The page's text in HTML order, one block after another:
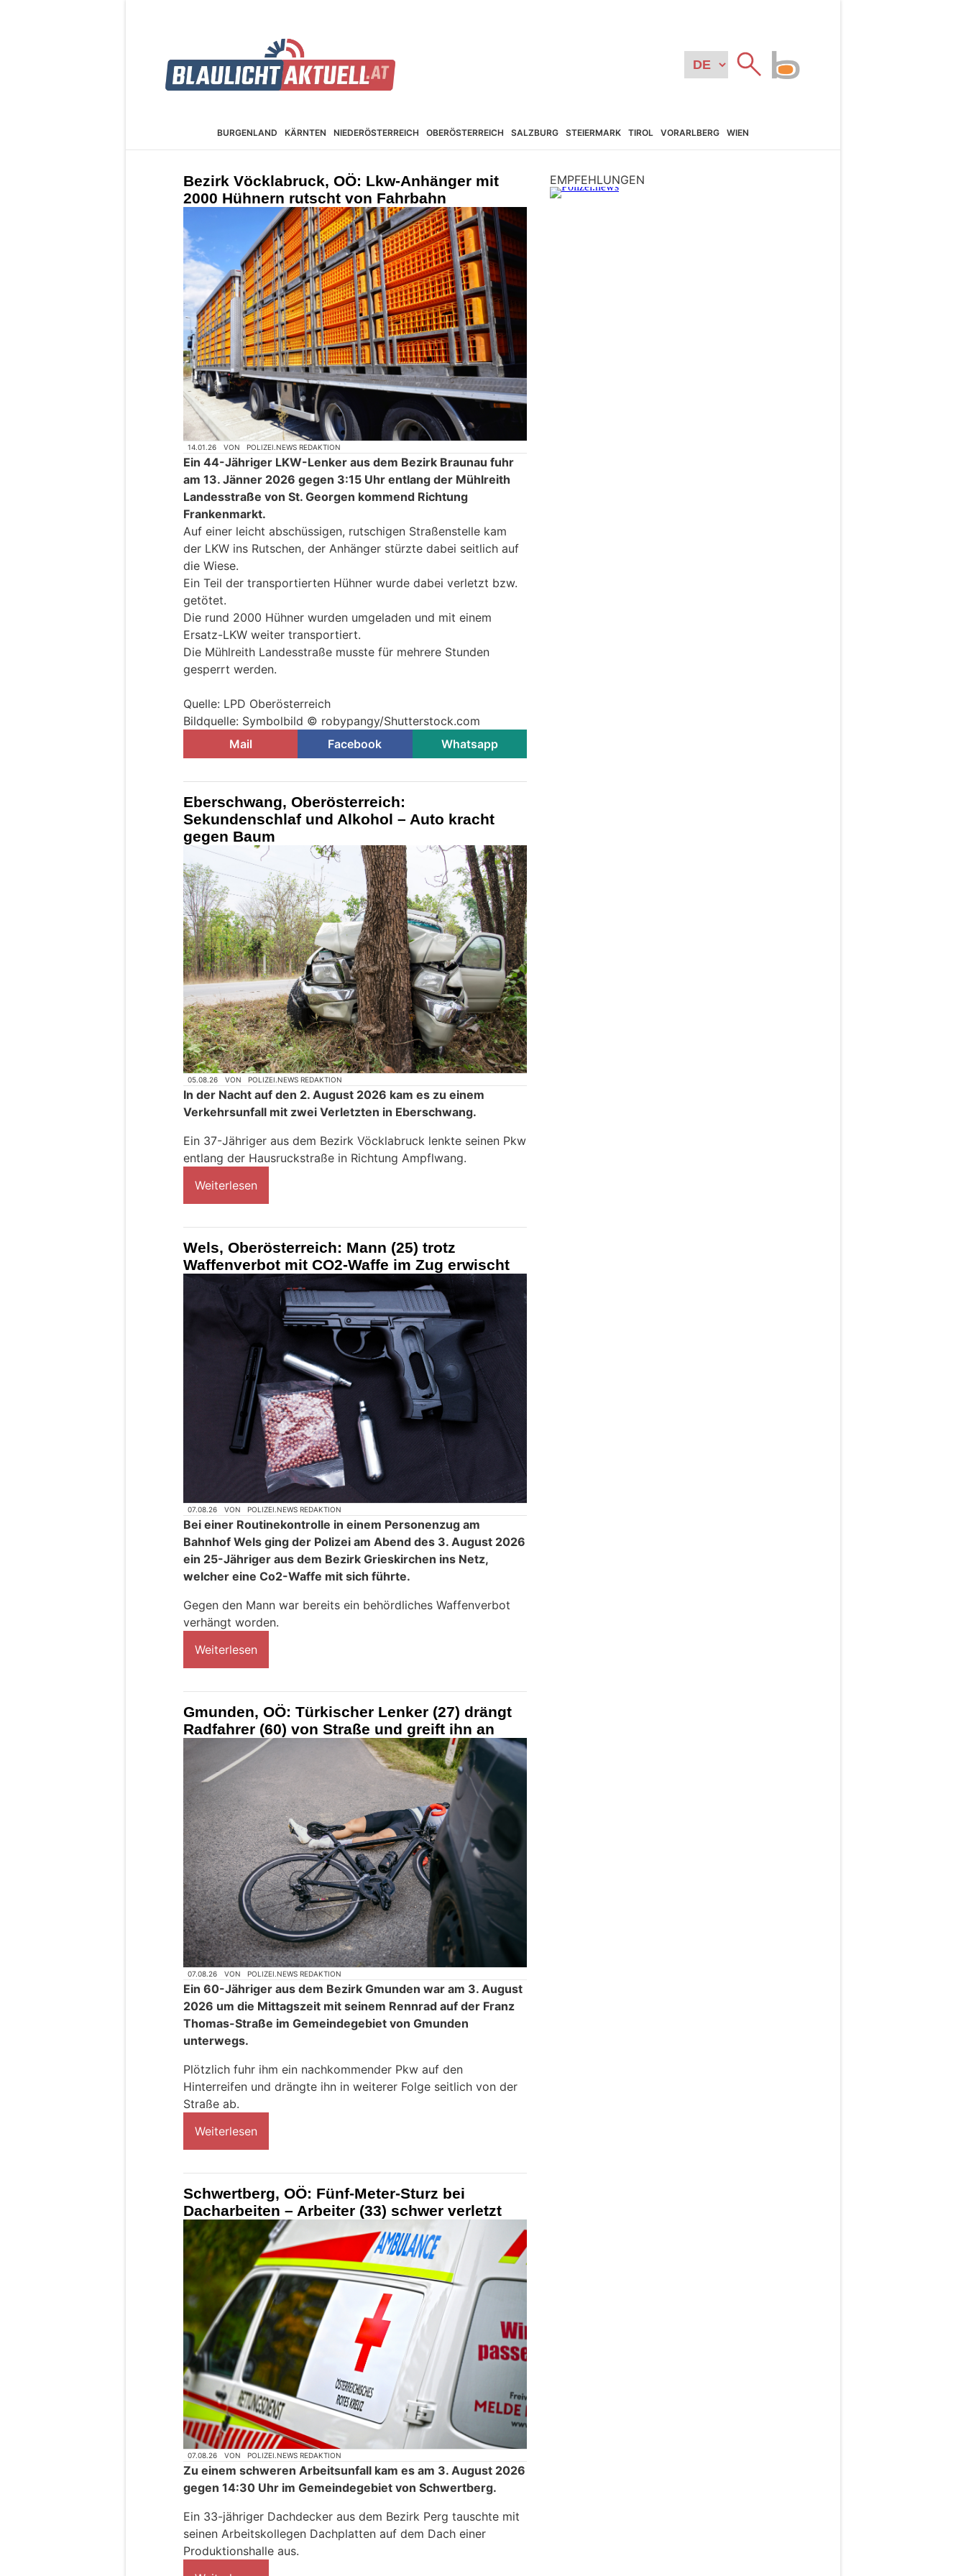
BURGEN­LAND KÄRNTEN NIEDER­ÖSTERREICH OBER­ÖSTERREICH SALZBURG STEIER­MARK TIROL VORARL­BERG WIEN
Bezirk Vöcklabruck, OÖ: Lkw-Anhänger mit
2000 Hühnern rutscht von Fahrbahn
14.01.26 VON POLIZEI.NEWS REDAKTION
Ein 44-Jähriger LKW-Lenker aus dem Bezirk Braunau fuhr
am 13. Jänner 2026 gegen 3:15 Uhr entlang der Mühlreith
Landesstraße von St. Georgen kommend Richtung
Frankenmarkt.
Auf einer leicht abschüssigen, rutschigen Straßenstelle kam
der LKW ins Rutschen, der Anhänger stürzte dabei seitlich auf
die Wiese.
Ein Teil der transportierten Hühner wurde dabei verletzt bzw.
getötet.
Die rund 2000 Hühner wurden umgeladen und mit einem
Ersatz-LKW weiter transportiert.
Die Mühlreith Landesstraße musste für mehrere Stunden
gesperrt werden.
Quelle: LPD Oberösterreich
Bildquelle: Symbolbild © robypangy/Shutterstock.com
Mail
Facebook Whatsapp
Eberschwang, Oberösterreich:
Sekundenschlaf und Alkohol – Auto kracht
gegen Baum
05.08.26 VON POLIZEI.NEWS REDAKTION
In der Nacht auf den 2. August 2026 kam es zu einem
Verkehrsunfall mit zwei Verletzten in Eberschwang.
Ein 37-Jähriger aus dem Bezirk Vöcklabruck lenkte seinen Pkw
entlang der Hausruckstraße in Richtung Ampflwang.
Weiterlesen
Wels, Oberösterreich: Mann (25) trotz
Waffenverbot mit CO2-Waffe im Zug erwischt
07.08.26 VON POLIZEI.NEWS REDAKTION
Bei einer Routinekontrolle in einem Personenzug am
Bahnhof Wels ging der Polizei am Abend des 3. August 2026
ein 25-Jähriger aus dem Bezirk Grieskirchen ins Netz,
welcher eine Co2-Waffe mit sich führte.
Gegen den Mann war bereits ein behördliches Waffenverbot
verhängt worden.
Weiterlesen
Gmunden, OÖ: Türkischer Lenker (27) drängt
Radfahrer (60) von Straße und greift ihn an
07.08.26 VON POLIZEI.NEWS REDAKTION
Ein 60-Jähriger aus dem Bezirk Gmunden war am 3. August
2026 um die Mittagszeit mit seinem Rennrad auf der Franz
Thomas-Straße im Gemeindegebiet von Gmunden
unterwegs.
Plötzlich fuhr ihm ein nachkommender Pkw auf den
Hinterreifen und drängte ihn in weiterer Folge seitlich von der
Straße ab.
Weiterlesen
Schwertberg, OÖ: Fünf-Meter-Sturz bei
Dacharbeiten – Arbeiter (33) schwer verletzt
07.08.26 VON POLIZEI.NEWS REDAKTION
Zu einem schweren Arbeitsunfall kam es am 3. August 2026
gegen 14:30 Uhr im Gemeindegebiet von Schwertberg.
Ein 33-jähriger Dachdecker aus dem Bezirk Perg tauschte mit
seinen Arbeitskollegen Dachplatten auf dem Dach einer
Produktionshalle aus.
EMPFEHLUNGEN